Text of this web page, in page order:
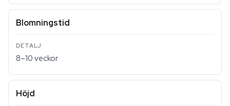
Blomningstid
8–10 veckor
Höjd